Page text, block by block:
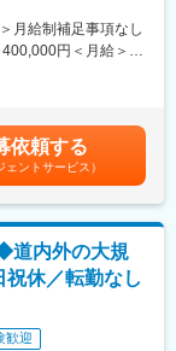
）と、対応スピード
課 店舗構築修繕グ
て頂きます。オリジ
築
社内関連部門等の
月給制補足事項なし
円＜月給＞
あります。月給(月額)
依頼する
ェントサービス）
道内外の大規
休／転勤なし
歓迎